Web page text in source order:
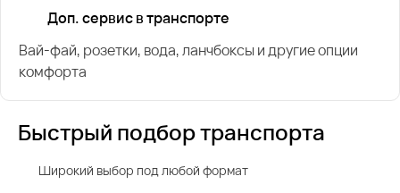
Доп. сервис в транспорте
Вай-фай, розетки, вода, ланчбоксы и другие опции
комфорта
Быстрый подбор транспорта
Широкий выбор под любой формат